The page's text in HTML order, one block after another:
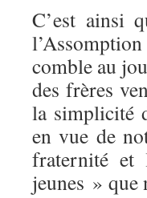
C’est ainsi
comble au
des frères
la simplicité
en vue de
fraternité et
jeunes » que